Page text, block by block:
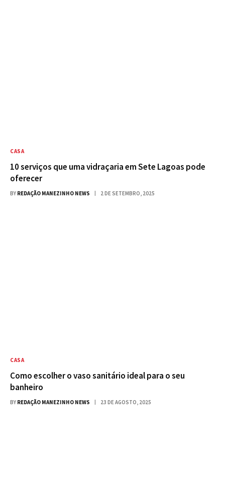
CASA
10 serviços que uma vidraçaria em Sete Lagoas pode
oferecer
BY REDAÇÃO MANEZINHO NEWS 2 DE SETEMBRO, 2025
CASA
Como escolher o vaso sanitário ideal para o seu
banheiro
BY REDAÇÃO MANEZINHO NEWS 23 DE AGOSTO, 2025